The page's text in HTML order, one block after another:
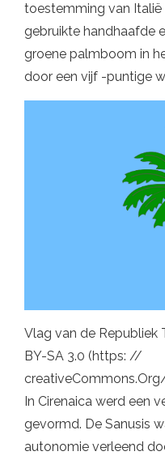
toestemming van
gebruikte handhaafde
groene palmboom in
door een vijf -puntige
Vlag van de Republiek
BY-SA 3.0 (https: //
In Cirenaica werd een
gevormd. De Sanusis
autonomie verleend